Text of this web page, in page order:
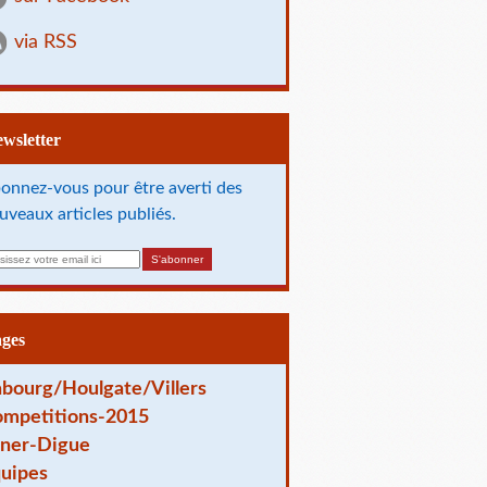
via RSS
vous pour être averti des
articles publiés.
Houlgate/Villers
2015
Digue